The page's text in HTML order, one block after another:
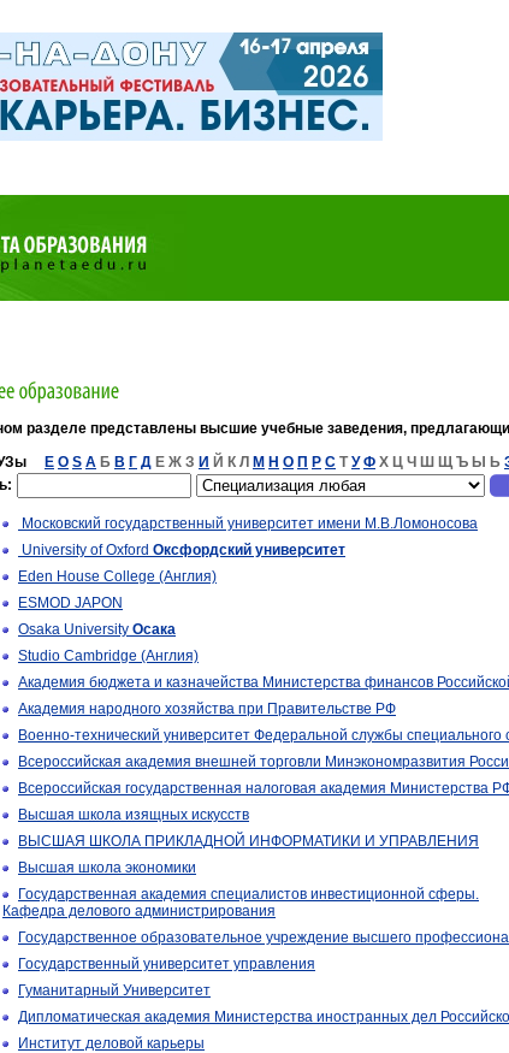
разделе представлены высшие учебные заведения,
E O S А Б В Г Д Е Ж З И Й К Л М Н О П Р С Т У Ф Х Ц Ч Ш Щ Ъ Ы Ь
Московский государственный университет имени М.В.Ломоносова
University of Oxford Оксфордский университет
Eden House College (Англия)
ESMOD JAPON
Osaka University Осака
Studio Cambridge (Англия)
Академия бюджета и казначейства Министерства финансов
Академия народного хозяйства при Правительстве РФ
Военно-технический университет Федеральной службы специального
Всероссийская академия внешней торговли Минэкономразвития
Всероссийская государственная налоговая академия Министерства
Высшая школа изящных искусств
ВЫСШАЯ ШКОЛА ПРИКЛАДНОЙ ИНФОРМАТИКИ И УПРАВЛЕНИЯ
Высшая школа экономики
Государственная академия специалистов инвестиционной сферы.
Кафедра делового администрирования
Государственное образовательное учреждение высшего
Государственный университет управления
Гуманитарный Университет
Дипломатическая академия Министерства иностранных дел
Институт деловой карьеры